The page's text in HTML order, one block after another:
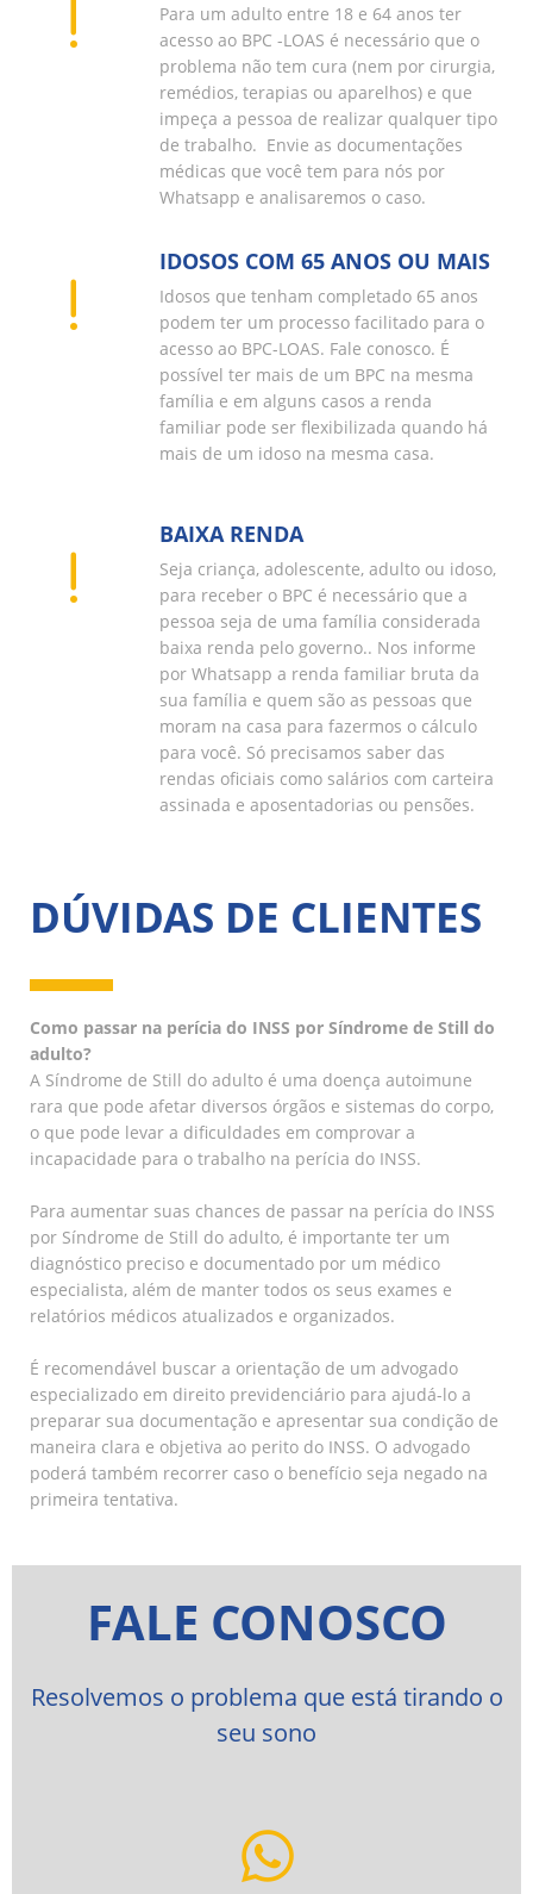
Para um adulto entre 18 e 64 anos ter
acesso ao BPC -LOAS é necessário que o
problema não tem cura (nem por cirurgia,
remédios, terapias ou aparelhos) e que
impeça a pessoa de realizar qualquer tipo
de trabalho. Envie as documentações
médicas que você tem para nós por
Whatsapp e analisaremos o caso.
IDOSOS COM 65 ANOS OU MAIS
Idosos que tenham completado 65 anos
podem ter um processo facilitado para o
acesso ao BPC-LOAS. Fale conosco. É
possível ter mais de um BPC na mesma
família e em alguns casos a renda
familiar pode ser flexibilizada quando há
mais de um idoso na mesma casa.
BAIXA RENDA
Seja criança, adolescente, adulto ou idoso,
para receber o BPC é necessário que a
pessoa seja de uma família considerada
baixa renda pelo governo.. Nos informe
por Whatsapp a renda familiar bruta da
sua família e quem são as pessoas que
moram na casa para fazermos o cálculo
para você. Só precisamos saber das
rendas oficiais como salários com carteira
assinada e aposentadorias ou pensões.
DÚVIDAS DE CLIENTES
Como passar na perícia do INSS por Síndrome de Still do
adulto?
A Síndrome de Still do adulto é uma doença autoimune
rara que pode afetar diversos órgãos e sistemas do corpo,
o que pode levar a dificuldades em comprovar a
incapacidade para o trabalho na perícia do INSS.
Para aumentar suas chances de passar na perícia do INSS
por Síndrome de Still do adulto, é importante ter um
diagnóstico preciso e documentado por um médico
especialista, além de manter todos os seus exames e
relatórios médicos atualizados e organizados.
É recomendável buscar a orientação de um advogado
especializado em direito previdenciário para ajudá-lo a
preparar sua documentação e apresentar sua condição de
maneira clara e objetiva ao perito do INSS. O advogado
poderá também recorrer caso o benefício seja negado na
primeira tentativa.
FALE CONOSCO
Resolvemos o problema que está tirando o
seu sono